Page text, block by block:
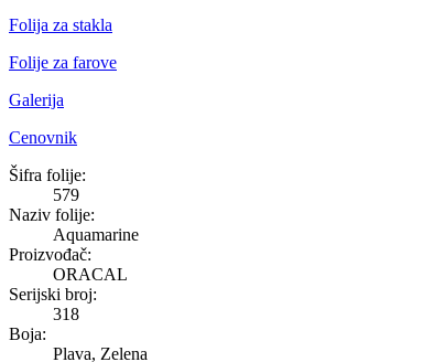
Folija za stakla
Folije za farove
Galerija
Cenovnik
Aquamarine
Šifra folije:
579
Naziv folije:
Aquamarine
Proizvođač:
ORACAL
Serijski broj:
318
Boja:
Plava, Zelena